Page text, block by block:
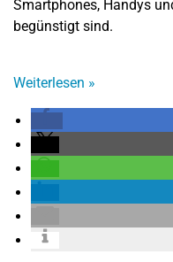
Smartphones, Handys
begünstigt sind.
Weiterlesen »